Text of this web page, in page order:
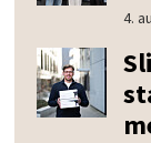
4.